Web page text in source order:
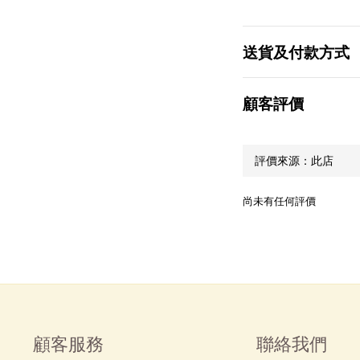
送貨及付款方式
顧客評價
尚未有任何評價
顧客服務 聯絡我們